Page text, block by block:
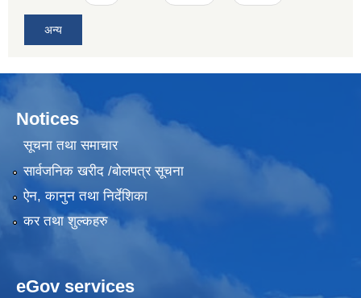
अन्य
Notices
सूचना तथा समाचार
सार्वजनिक खरीद /बोलपत्र सूचना
ऐन, कानुन तथा निर्देशिका
कर तथा शुल्कहरु
eGov services